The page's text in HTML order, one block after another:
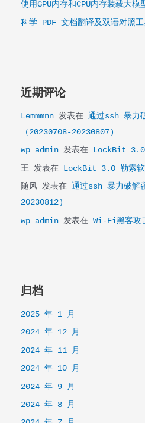
使用GPU内存和CPU内存装载大模
科学 PDF 文档翻译及双语对照工
近期评论
Lemmmnn发表在 通过ssh 暴力
（20230708-20230807)
wp_admin发表在 LockBit 3.0
王 发表在 LockBit 3.0 勒索软
随风发表在 通过ssh 暴力破解
20230812)
wp_admin发表在 Wi-Fi黑客攻
归档
2025 年 1 月
2024 年 12 月
2024 年 11 月
2024 年 10 月
2024 年 9 月
2024 年 8 月